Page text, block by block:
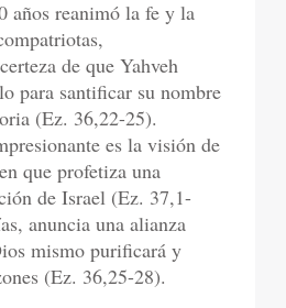
años reanimó la fe y la
de que Yahveh
para santificar su nombre
(Ez. 36,22-25).
es la visión de
que profetiza una
de Israel (Ez. 37,1-
anuncia una alianza
mismo purificará y
(Ez. 36,25-28).